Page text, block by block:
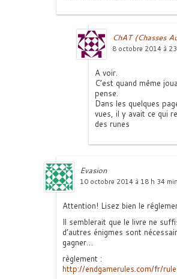
ChAT (Chasses
8 octobre 2014 à
A voir.
C’est quand même
pense.
Dans les quelques
vues, il y avait ce qui
des runes
Evasion
10 octobre 2014 à 18 h 34 min
Attention! Lisez bien le
Il semblerait que le livre ne
d’autres énigmes sont
gagner…
règlement :
http://endgamerules.com/fr/